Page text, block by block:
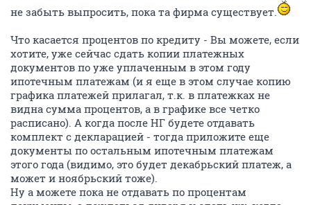
не забыть выпросить, пока та фирма существует.
Что касается процентов по кредиту - Вы можете, если
хотите, уже сейчас сдать копии платежных
документов по уже уплаченным в этом году
ипотечным платежам (и я еще в этом случае копию
графика платежей прилагал, т.к. в платежках не
видна сумма процентов, а в графике все четко
расписано). А когда после НГ будете отдавать
комплект с декларацией - тогда приложите еще
документы по остальным ипотечным платежам
этого года (видимо, это будет декабрьский платеж, а
может и ноябрьский тоже).
Ну а можете пока не отдавать по процентам